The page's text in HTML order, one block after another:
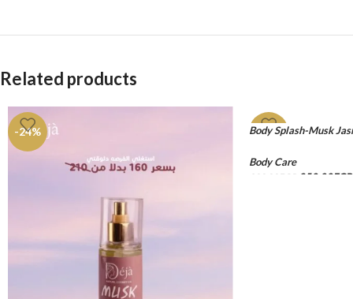
Related products
-24% -17%
Body Splash-Musk
Body Care
300.00 EGP 250.00EGP